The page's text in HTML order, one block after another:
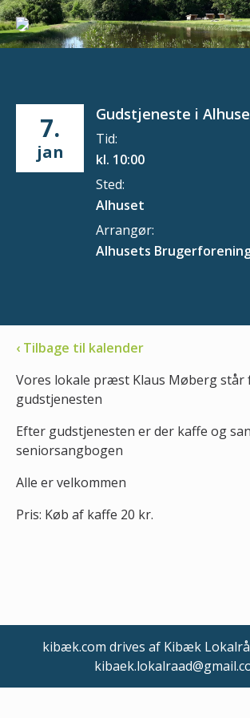
7.
jan
Gudstjeneste i
Tid:
kl. 10:00
Sted:
Alhuset
Arrangør:
Alhusets
‹ Tilbage til kalender
Vores lokale præst Klaus Møberg står
gudstjenesten
Efter gudstjenesten er der kaffe og
seniorsangbogen
Alle er velkommen
Pris: Køb af kaffe 20 kr.
kibæk.com drives af Kibæk